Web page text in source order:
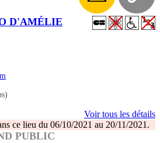
D'AMÉLIE
Voir tous les détails
ce lieu du 06/10/2021 au 20/11/2021.
PUBLIC